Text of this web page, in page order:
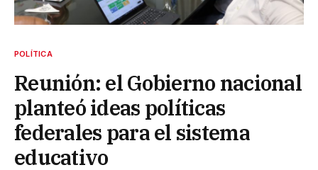
POLÍTICA
Reunión: el Gobierno nacional
planteó ideas políticas
federales para el sistema
educativo